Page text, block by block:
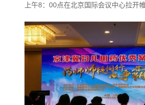
上午8：00点在北京国际会议中心拉开帷